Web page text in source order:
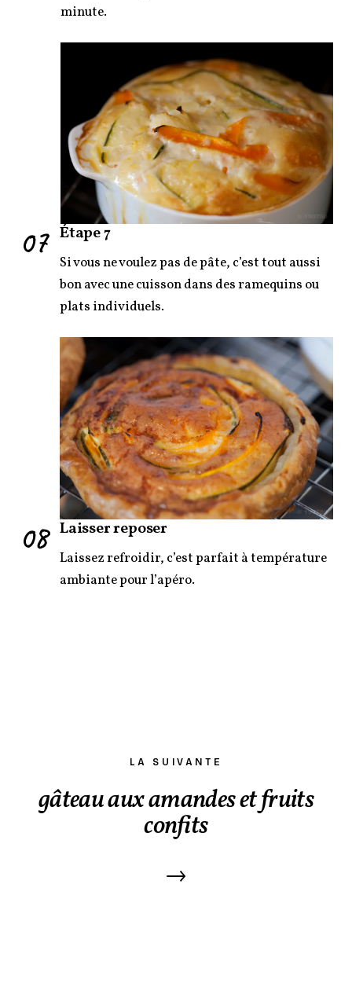
minute.
07 Étape 7
Si vous ne voulez pas de pâte, c’est tout aussi
bon avec une cuisson dans des ramequins ou
plats individuels.
08 Laisser reposer
Laissez refroidir, c’est parfait à température
ambiante pour l’apéro.
LA SUIVANTE
gâteau aux amandes et fruits
confits
→